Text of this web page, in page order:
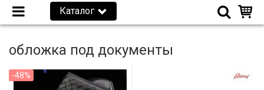
Каталог
обложка под документы
-48%